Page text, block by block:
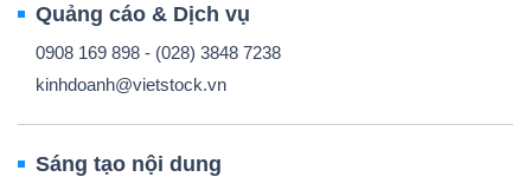
Quảng cáo & Dịch vụ
0908 169 898 - (028) 3848 7238
kinhdoanh@vietstock.vn
Sáng tạo nội dung